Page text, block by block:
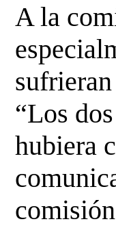
A la
“Los
hubiera